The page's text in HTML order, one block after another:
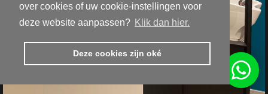
over cookies of uw cookie-instellingen voor
deze website aanpassen? Klik dan hier.
Deze cookies zijn oké